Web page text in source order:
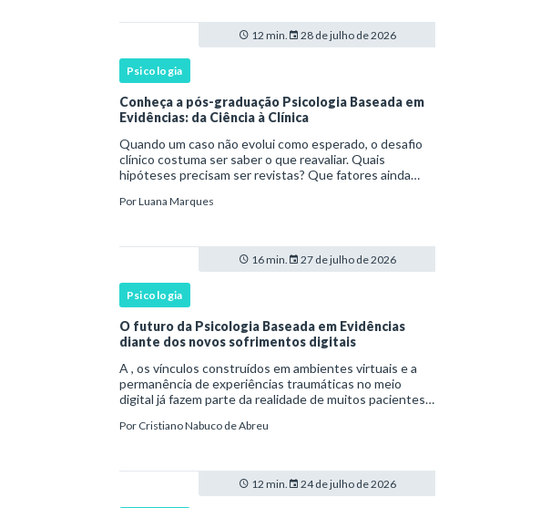
12 min. 28 de julho de 2026
Psicologia
Conheça a pós-graduação Psicologia Baseada em
Evidências: da Ciência à Clínica
Quando um caso não evolui como esperado, o desafio
clínico costuma ser saber o que reavaliar. Quais
hipóteses precisam ser revistas? Que fatores ainda
coerente com a resposta e com as necessidades d
PorLuana Marques
16 min. 27 de julho de 2026
Psicologia
O futuro da Psicologia Baseada em Evidências
diante dos novos sofrimentos digitais
A , os vínculos construídos em ambientes virtuais e a
permanência de experiências traumáticas no meio
digital já fazem parte da realidade de muitos pacientes.
contar com definições consolidadas, instr
Por Cristiano Nabuco de Abreu
12 min. 24 de julho de 2026